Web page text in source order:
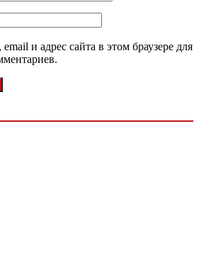
и адрес сайта в этом браузере для